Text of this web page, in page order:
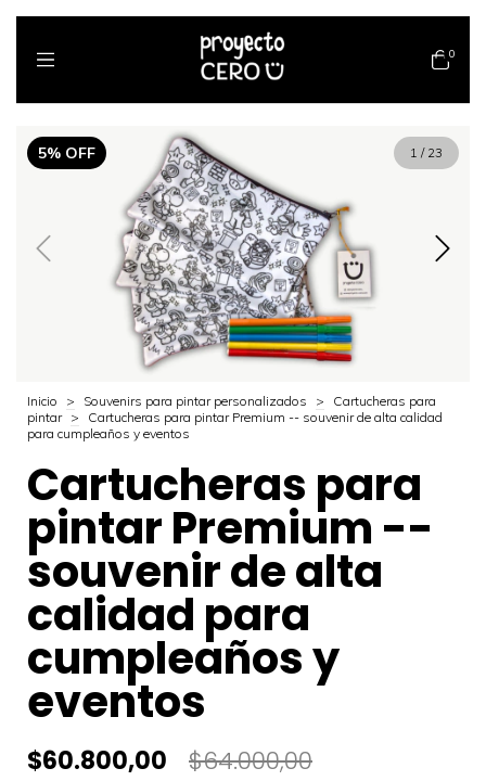
0
5% OFF 1 / 23
Inicio > Souvenirs para pintar personalizados >
Cartucheras para
pintar >
Cartucheras para pintar Premium -- souvenir de alta calidad
para cumpleaños y eventos
Cartucheras para
pintar Premium --
souvenir de alta
calidad para
cumpleaños y
eventos
$60.800,00 $64.000,00